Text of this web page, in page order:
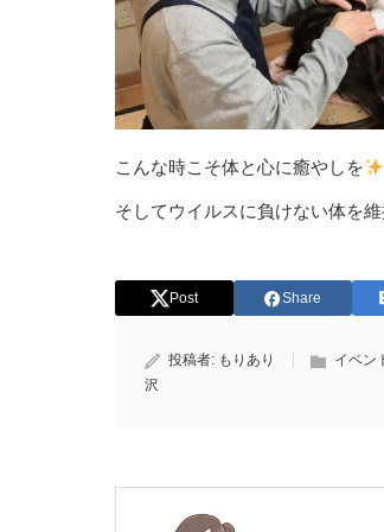
こんな時こそ体と心に癒やしを
そしてウイルスに負けない体を
Post Share
投稿者: もりあり イベン
沢